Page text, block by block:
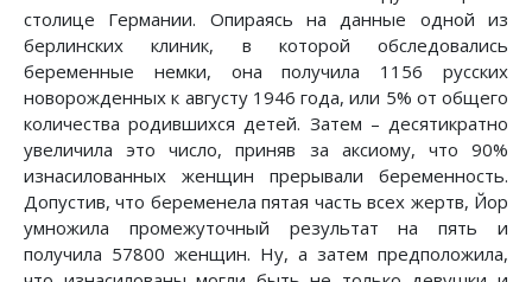
столице Германии. Опираясь на данные одной из
берлинских клиник, в которой обследовались
беременные немки, она получила 1156 русских
новорожденных к августу 1946 года, или 5% от общего
количества родившихся детей. Затем – десятикратно
увеличила это число, приняв за аксиому, что 90%
изнасилованных женщин прерывали беременность.
Допустив, что беременела пятая часть всех жертв, Йор
умножила промежуточный результат на пять и
получила 57800 женщин. Ну, а затем предположила,